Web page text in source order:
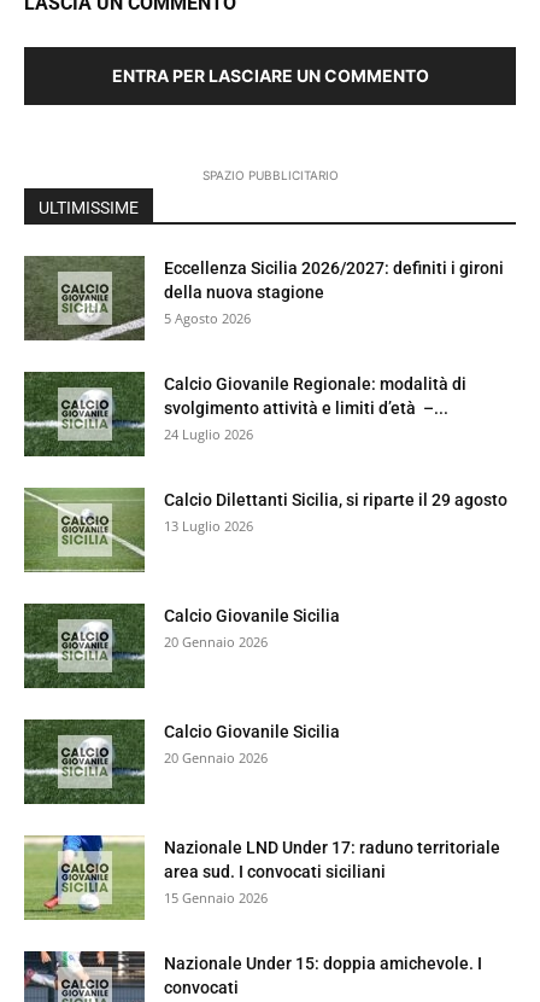
ENTRA PER LASCIARE UN COMMENTO
SPAZIO PUBBLICITARIO
ULTIMISSIME
Eccellenza Sicilia 2026/2027: definiti i gironi
della nuova stagione
5 Agosto 2026
Calcio Giovanile Regionale: modalità di
svolgimento attività e limiti d’età –...
24 Luglio 2026
Calcio Dilettanti Sicilia, si riparte il 29 agosto
13 Luglio 2026
Calcio Giovanile Sicilia
20 Gennaio 2026
Calcio Giovanile Sicilia
20 Gennaio 2026
Nazionale LND Under 17: raduno territoriale
area sud. I convocati siciliani
15 Gennaio 2026
Nazionale Under 15: doppia amichevole. I
convocati